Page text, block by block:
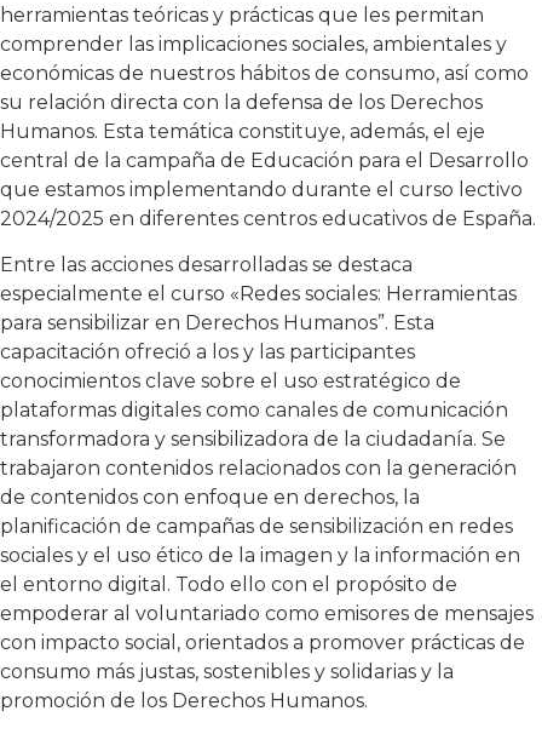
herramientas teóricas y prácticas que les permitan
comprender las implicaciones sociales, ambientales y
económicas de nuestros hábitos de consumo, así como
su relación directa con la defensa de los Derechos
Humanos. Esta temática constituye, además, el eje
central de la campaña de Educación para el Desarrollo
que estamos implementando durante el curso lectivo
2024/2025 en diferentes centros educativos de España.
Entre las acciones desarrolladas se destaca
especialmente el curso «Redes sociales: Herramientas
para sensibilizar en Derechos Humanos”. Esta
capacitación ofreció a los y las participantes
conocimientos clave sobre el uso estratégico de
plataformas digitales como canales de comunicación
transformadora y sensibilizadora de la ciudadanía. Se
trabajaron contenidos relacionados con la generación
de contenidos con enfoque en derechos, la
planificación de campañas de sensibilización en redes
sociales y el uso ético de la imagen y la información en
el entorno digital. Todo ello con el propósito de
empoderar al voluntariado como emisores de mensajes
con impacto social, orientados a promover prácticas de
consumo más justas, sostenibles y solidarias y la
promoción de los Derechos Humanos.